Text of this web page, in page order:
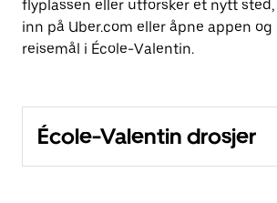
flyplassen eller utforsker et nytt
inn på Uber.com eller åpne appen
reisemål i École-Valentin.
École-Valentin drosjer